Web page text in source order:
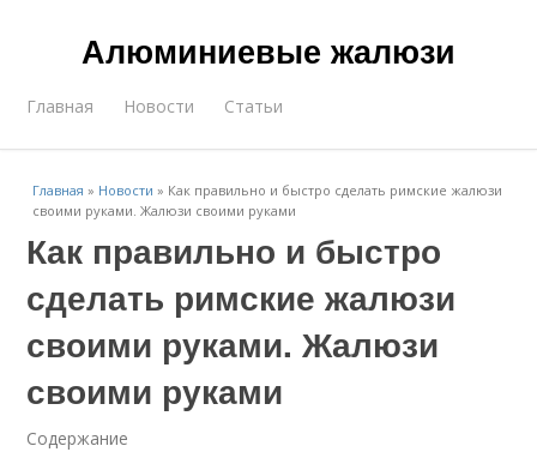
Алюминиевые жалюзи
Главная Новости Статьи
Главная » Новости » Как правильно и быстро сделать римские жалюзи
своими руками. Жалюзи своими руками
Как правильно и быстро
сделать римские жалюзи
своими руками. Жалюзи
своими руками
Содержание